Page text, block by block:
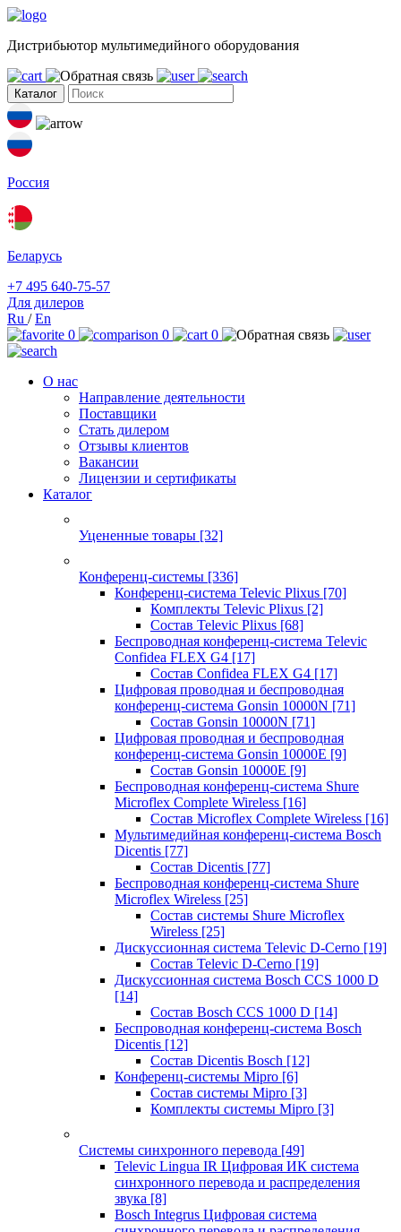
Дистрибьютор мультимедийного оборудования
Каталог
Россия
Беларусь
+7 495 640-75-57
Для дилеров
Ru /En
0
0 0
О нас
Направление деятельности
Поставщики
Стать дилером
Отзывы клиентов
Вакансии
Лицензии и сертификаты
Каталог
Уцененные товары [32]
Конференц-системы [336]
Конференц-система Televic Plixus [70]
Комплекты Televic Plixus [2]
Состав Televic Plixus [68]
Беспроводная конференц-система Televic
Confidea FLEX G4 [17]
Состав Confidea FLEX G4 [17]
Цифровая проводная и беспроводная
конференц-система Gonsin 10000N [71]
Состав Gonsin 10000N [71]
Цифровая проводная и беспроводная
конференц-система Gonsin 10000E [9]
Состав Gonsin 10000E [9]
Беспроводная конференц-система Shure
Microflex Complete Wireless [16]
Состав Microflex Complete Wireless [16]
Мультимедийная конференц-система Bosch
Dicentis [77]
Состав Dicentis [77]
Беспроводная конференц-система Shure
Microflex Wireless [25]
Состав системы Shure Microflex
Wireless [25]
Дискуссионная система Televic D-Cerno [19]
Состав Televic D-Cerno [19]
Дискуссионная система Bosch CCS 1000 D
[14]
Состав Bosch CCS 1000 D [14]
Беспроводная конференц-система Bosch
Dicentis [12]
Состав Dicentis Bosch [12]
Конференц-системы Mipro [6]
Состав системы Mipro [3]
Комплекты системы Mipro [3]
Системы синхронного перевода [49]
Televic Lingua IR Цифровая ИК система
синхронного перевода и распределения
звука [8]
Bosch Integrus Цифровая система